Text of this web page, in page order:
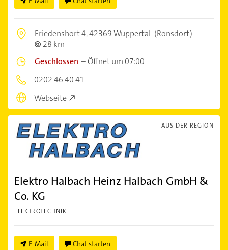
Friedenshort 4,42369 Wuppertal (Ronsdorf)
28 km
Geschlossen –Öffnet um 07:00
0202 46 40 41
Webseite
AUS DER REGION
Elektro Halbach Heinz Halbach GmbH &
Co. KG
ELEKTROTECHNIK
E-Mail Chat starten